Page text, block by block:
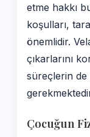
etme hakkı
koşulları,
önemlidir.
çıkarlarını
süreçlerin de
Çocuğun